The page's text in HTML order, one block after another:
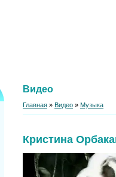
Видео
Главная » Видео » Музыка
Кристина